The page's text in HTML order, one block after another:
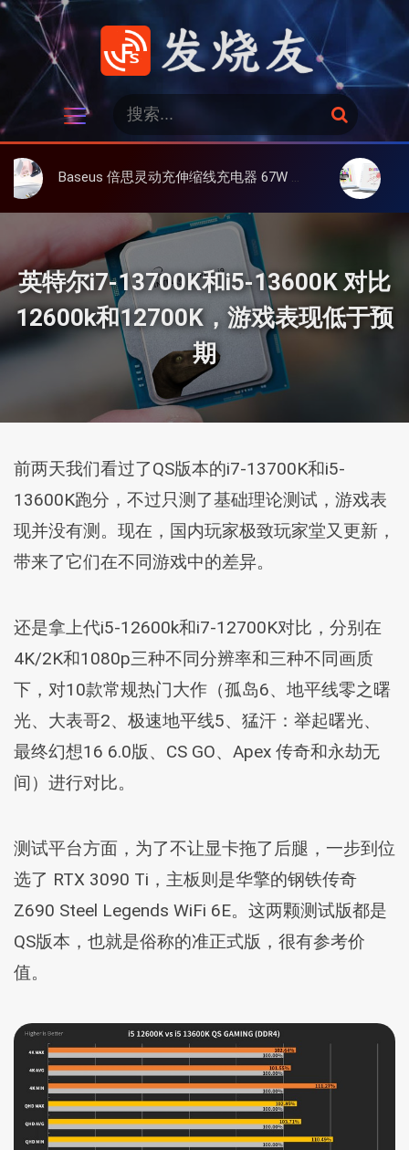
跳
发烧友
：
搜
索
Baseus 倍思灵动充伸缩线充电器 67W 3C，超耐用可伸缩线、氮化镓、3C多设备同时充 大上 Paperlike
英特尔i7-13700K和i5-13600K 对比
12600k和12700K，游戏表现低于预
期
前两天我们看过了QS版本的i7-13700K和i5-
13600K跑分，不过只测了基础理论测试，游戏表
现并没有测。现在，国内玩家极致玩家堂又更新，
带来了它们在不同游戏中的差异。
还是拿上代i5-12600k和i7-12700K对比，分别在
4K/2K和1080p三种不同分辨率和三种不同画质
下，对10款常规热门大作（孤岛6、地平线零之曙
光、大表哥2、极速地平线5、猛汗：举起曙光、
最终幻想16 6.0版、CS GO、Apex 传奇和永劫无
间）进行对比。
测试平台方面，为了不让显卡拖了后腿，一步到位
选了 RTX 3090 Ti，主板则是华擎的钢铁传奇
Z690 Steel Legends WiFi 6E。这两颗测试版都是
QS版本，也就是俗称的准正式版，很有参考价
值。